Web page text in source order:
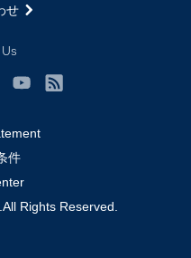
せ
リアル
情報
様へ
件
Rights Reserved.